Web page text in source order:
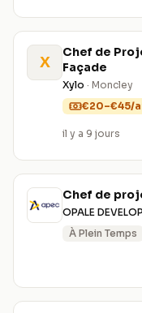
X
Chef de
Façade
Xylo · Moncley
€20–€45/
il y a 9 jours
Chef de
OPALE
À Plein Temps